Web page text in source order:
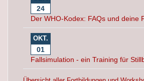
24
Der WHO-Kodex: FAQs und deine
OKT.
01
Fallsimulation - ein Training für